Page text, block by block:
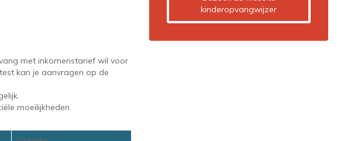
met inkomenstarief wil voor
kan je aanvragen op de
moeilijkheden
kinderopvangwijzer